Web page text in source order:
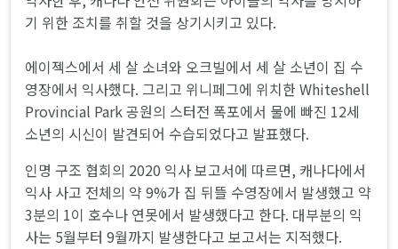
기 위한 조치를 취할 것을 상기시키고 있다.
에이젝스에서 세 살 소녀와 오크빌에서 세 살 소년이 집 수
영장에서 익사했다. 그리고 위니페그에 위치한 Whiteshell
Provincial Park 공원의 스터전 폭포에서 물에 빠진 12세
소년의 시신이 발견되어 수습되었다고 발표했다.
인명 구조 협회의 2020 익사 보고서에 따르면, 캐나다에서
익사 사고 전체의 약 9%가 집 뒤뜰 수영장에서 발생했고 약
3분의 1이 호수나 연못에서 발생했다고 한다. 대부분의 익
사는 5월부터 9월까지 발생한다고 보고서는 지적했다.